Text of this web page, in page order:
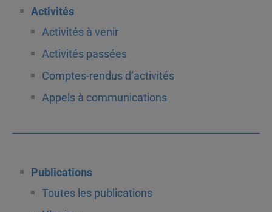
Activités
Activités à venir
Activités passées
Comptes-rendus d’activités
Appels à communications
Publications
Toutes les publications